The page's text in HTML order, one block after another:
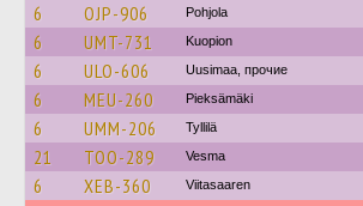
6 OJP-906 Pohjola
6 UMT-731 Kuopion
6 ULO-606 Uusimaa, прочие
6 MEU-260 Pieksämäki
6 UMM-206 Tyllilä
21 TOO-289 Vesma
6 XEB-360 Viitasaaren